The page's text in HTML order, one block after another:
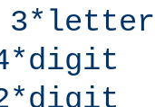
3*letter